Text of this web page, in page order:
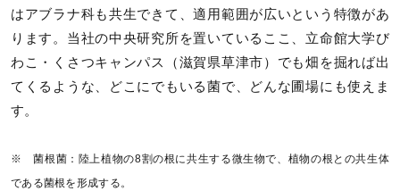
はアブラナ科も共生できて、適用範囲が広いという特徴があ
ります。当社の中央研究所を置いているここ、立命館大学び
わこ・くさつキャンパス（滋賀県草津市）でも畑を掘れば出
てくるような、どこにでもいる菌で、どんな圃場にも使えま
す。
※ 菌根菌：陸上植物の8割の根に共生する微生物で、植物の根との共生体
である菌根を形成する。